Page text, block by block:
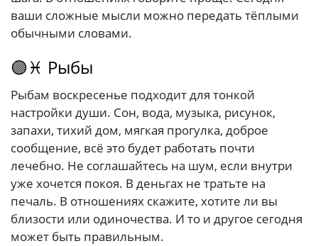
ваши сложные мысли можно передать тёплыми
обычными словами.
🟣♓ Рыбы
Рыбам воскресенье подходит для тонкой
настройки души. Сон, вода, музыка, рисунок,
запахи, тихий дом, мягкая прогулка, доброе
сообщение, всё это будет работать почти
лечебно. Не соглашайтесь на шум, если внутри
уже хочется покоя. В деньгах не тратьте на
печаль. В отношениях скажите, хотите ли вы
близости или одиночества. И то и другое сегодня
может быть правильным.